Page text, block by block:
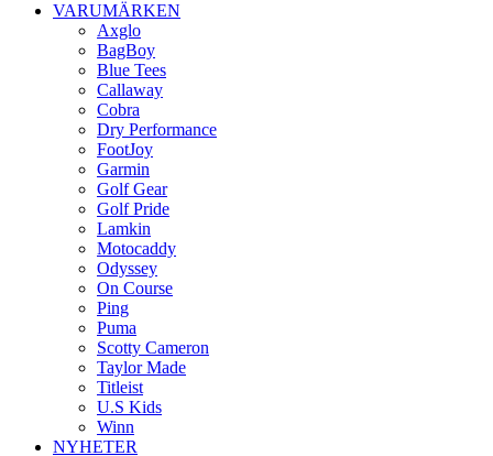
VARUMÄRKEN
Axglo
BagBoy
Blue Tees
Callaway
Cobra
Dry Performance
FootJoy
Garmin
Golf Gear
Golf Pride
Lamkin
Motocaddy
Odyssey
On Course
Ping
Puma
Scotty Cameron
Taylor Made
Titleist
U.S Kids
Winn
NYHETER